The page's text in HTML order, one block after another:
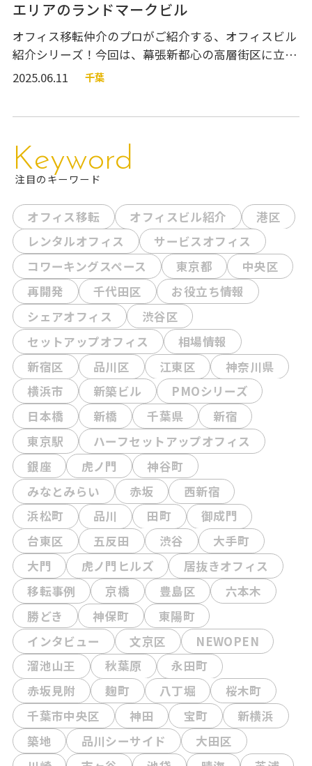
エリアのランドマークビル
オフィス移転仲介のプロがご紹介する、オフィスビル
紹介シリーズ！今回は、幕張新都心の高層街区に立地
する大型ビル『幕張テクノガーデン』のご紹介です。
周辺で高層ビルへのご移転をご検討中の方はぜひご参
考にしてください！
2025.06.11 千葉
Keyword
注目のキーワード
オフィス移転 オフィスビル紹介
港区
レンタルオフィス
サービスオフィス
コワーキングスペース
東京都
中央区
再開発
千代田区
お役立ち情報
シェアオフィス
渋谷区
セットアップオフィス
相場情報
新宿区
品川区 江東区
神奈川県
横浜市
新築ビル
PMOシリーズ
日本橋
新橋 千葉県
新宿
東京駅
ハーフセットアップオフィス
銀座
虎ノ門
神谷町
みなとみらい
赤坂
西新宿
浜松町
品川 田町
御成門
台東区
五反田 渋谷
大手町
大門
虎ノ門ヒルズ
居抜きオフィス
移転事例
京橋 豊島区
六本木
勝どき
神保町
東陽町
インタビュー
文京区
NEWOPEN
溜池山王
秋葉原
永田町
赤坂見附
麹町 八丁堀
桜木町
千葉市中央区
神田 宝町
新横浜
築地
品川シーサイド
大田区